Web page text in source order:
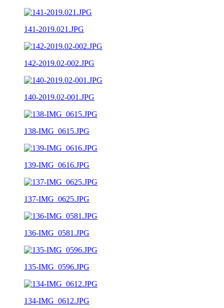
141-2019.021.JPG
142-2019.02-002.JPG
140-2019.02-001.JPG
138-IMG_0615.JPG
139-IMG_0616.JPG
137-IMG_0625.JPG
136-IMG_0581.JPG
135-IMG_0596.JPG
134-IMG_0612.JPG